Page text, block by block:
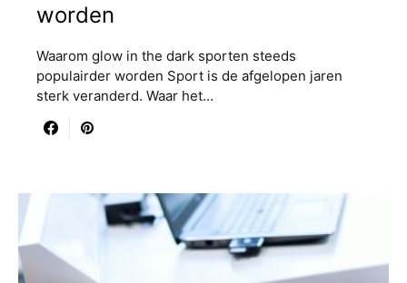
worden
Waarom glow in the dark sporten steeds
populairder worden Sport is de afgelopen jaren
sterk veranderd. Waar het…